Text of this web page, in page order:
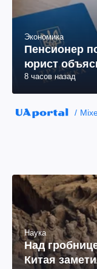
Экономика
Пенсионер
юрист
8 часов назад
Наука
Над
Китая